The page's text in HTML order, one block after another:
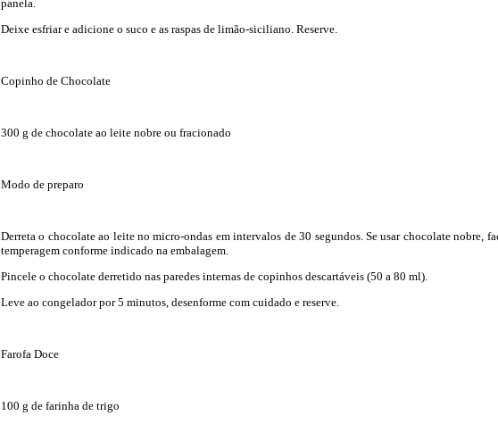
panela.
Deixe esfriar e adicione o suco e as raspas de limão-siciliano. Reserve.
Copinho de Chocolate
300 g de chocolate ao leite nobre ou fracionado
Modo de preparo
Derreta o chocolate ao leite no micro-ondas em intervalos de 30 segundos. Se usar chocolate nobre,
temperagem conforme indicado na embalagem.
Pincele o chocolate derretido nas paredes internas de copinhos descartáveis (50 a 80 ml).
Leve ao congelador por 5 minutos, desenforme com cuidado e reserve.
Farofa Doce
100 g de farinha de trigo